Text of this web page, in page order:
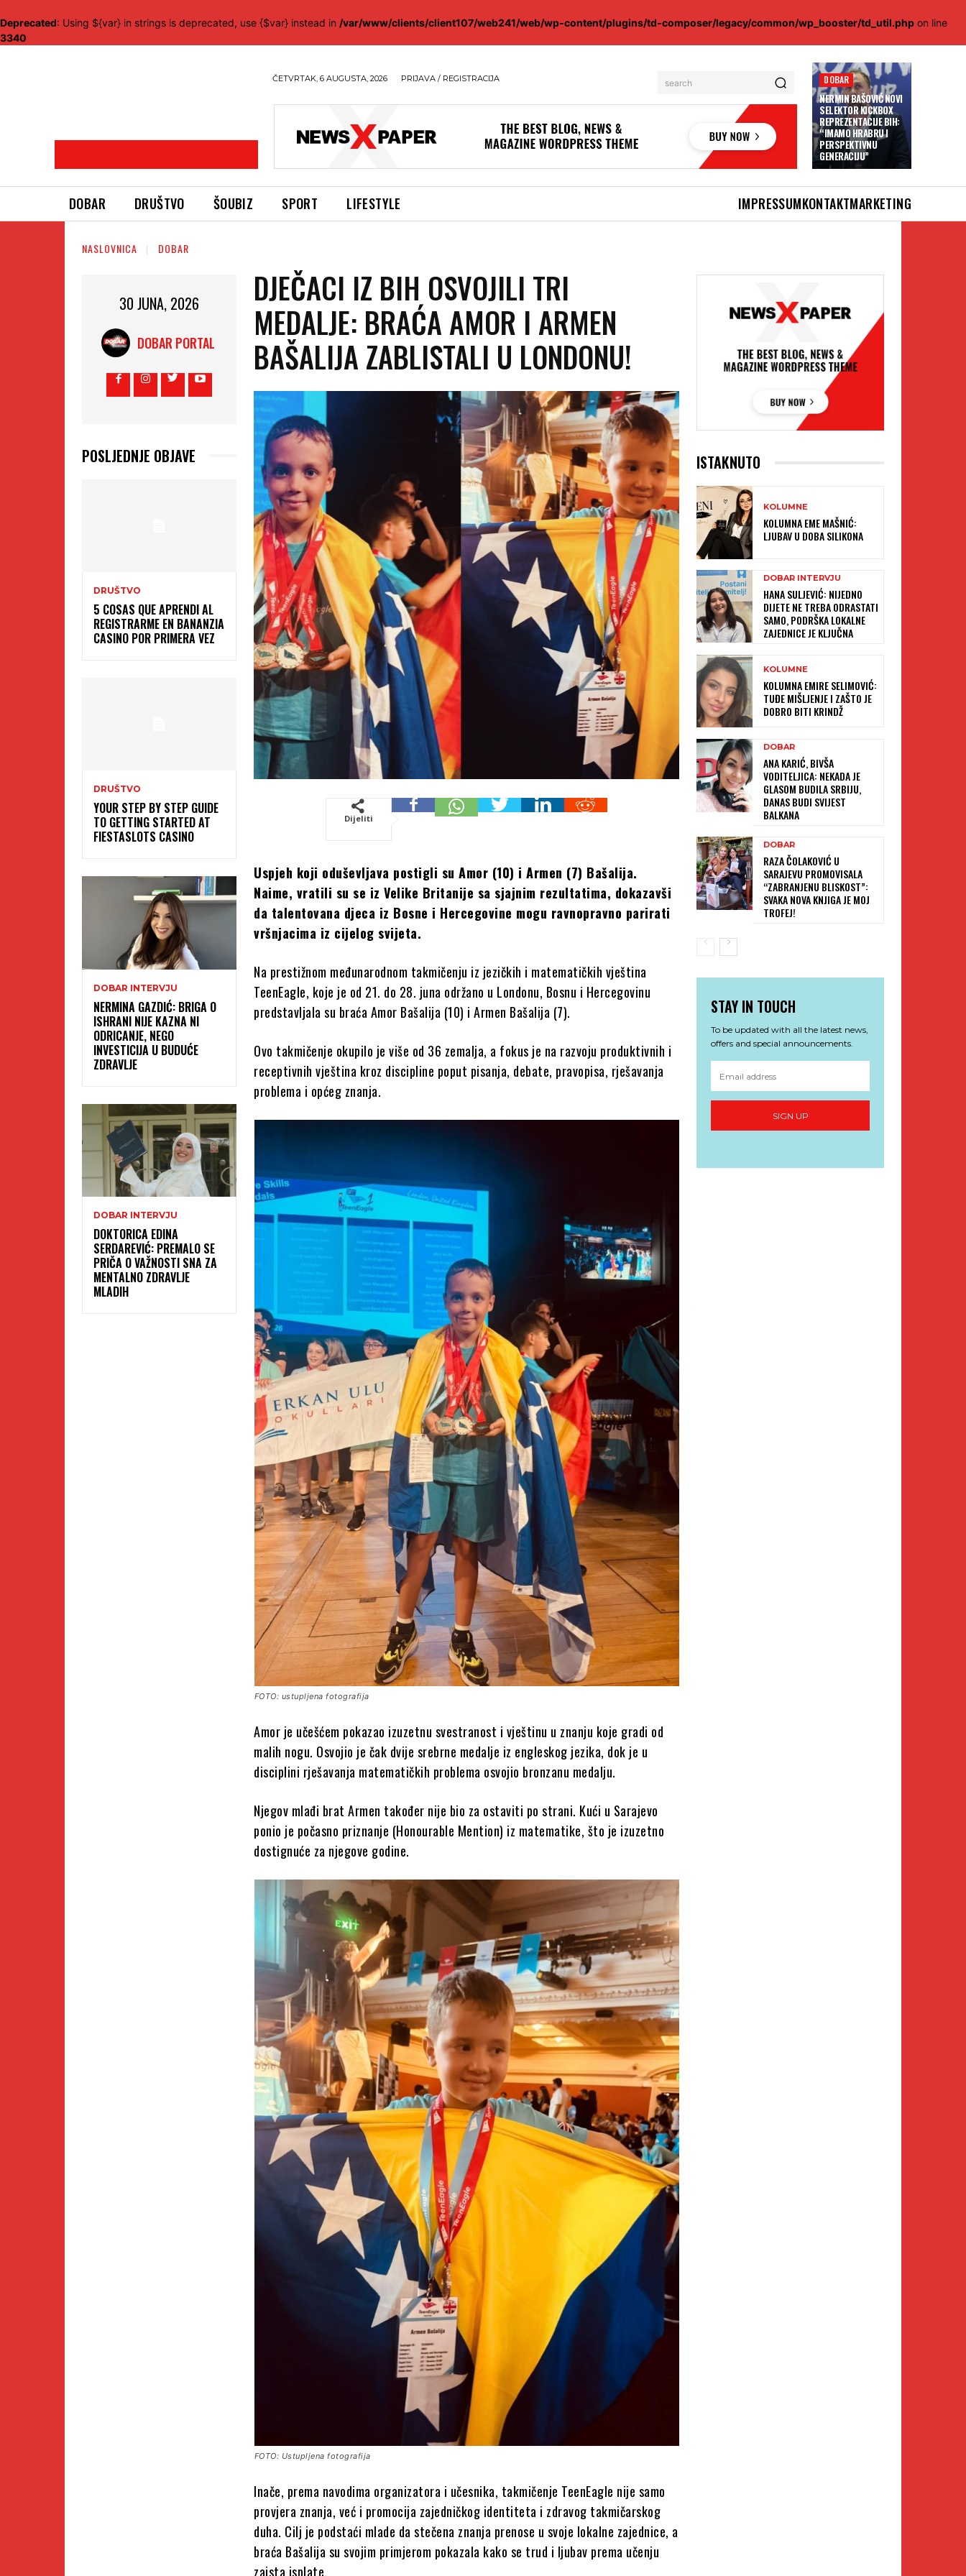
Deprecated: Using ${var} in strings is deprecated, use {$var} instead in /var/www/clients/client107/web241/web/wp-content/plugins/td-composer/legacy/common/wp_booster/td_util.php on line
3340
ČETVRTAK, 6 AUGUSTA, 2026 PRIJAVA / REGISTRACIJA search DOBAR
NERMIN BAŠOVIĆ NOVI
SELEKTOR KICKBOX
REPREZENTACIJE BIH:
“IMAMO HRABRU I
PERSPEKTIVNU
GENERACIJU”
DOBAR DRUŠTVO ŠOUBIZ SPORT LIFESTYLE IMPRESSUMKONTAKTMARKETING
NASLOVNICA DOBAR
30 JUNA, 2026
DOBAR PORTAL
POSLJEDNJE OBJAVE
DRUŠTVO
5 COSAS QUE APRENDI AL
REGISTRARME EN BANANZIA
CASINO POR PRIMERA VEZ
DRUŠTVO
YOUR STEP BY STEP GUIDE
TO GETTING STARTED AT
FIESTASLOTS CASINO
DOBAR INTERVJU
NERMINA GAZDIĆ: BRIGA O
ISHRANI NIJE KAZNA NI
ODRICANJE, NEGO
INVESTICIJA U BUDUĆE
ZDRAVLJE
DOBAR INTERVJU
DOKTORICA EDINA
SERDAREVIĆ: PREMALO SE
PRIČA O VAŽNOSTI SNA ZA
MENTALNO ZDRAVLJE
MLADIH
DJEČACI IZ BIH OSVOJILI TRI
MEDALJE: BRAĆA AMOR I ARMEN
BAŠALIJA ZABLISTALI U LONDONU!
Dijeliti
Uspjeh koji oduševljava postigli su Amor (10) i Armen (7) Bašalija.
Naime, vratili su se iz Velike Britanije sa sjajnim rezultatima, dokazavši
da talentovana djeca iz Bosne i Hercegovine mogu ravnopravno parirati
vršnjacima iz cijelog svijeta.
Na prestižnom međunarodnom takmičenju iz jezičkih i matematičkih vještina
TeenEagle, koje je od 21. do 28. juna održano u Londonu, Bosnu i Hercegovinu
predstavljala su braća Amor Bašalija (10) i Armen Bašalija (7).
Ovo takmičenje okupilo je više od 36 zemalja, a fokus je na razvoju produktivnih i
receptivnih vještina kroz discipline poput pisanja, debate, pravopisa, rješavanja
problema i općeg znanja.
FOTO: ustupljena fotografija
Amor je učešćem pokazao izuzetnu svestranost i vještinu u znanju koje gradi od
malih nogu. Osvojio je čak dvije srebrne medalje iz engleskog jezika, dok je u
disciplini rješavanja matematičkih problema osvojio bronzanu medalju.
Njegov mlađi brat Armen također nije bio za ostaviti po strani. Kući u Sarajevo
ponio je počasno priznanje (Honourable Mention) iz matematike, što je izuzetno
dostignuće za njegove godine.
FOTO: Ustupljena fotografija
Inače, prema navodima organizatora i učesnika, takmičenje TeenEagle nije samo
provjera znanja, već i promocija zajedničkog identiteta i zdravog takmičarskog
duha. Cilj je podstaći mlade da stečena znanja prenose u svoje lokalne zajednice, a
braća Bašalija su svojim primjerom pokazala kako se trud i ljubav prema učenju
zaista isplate.
ISTAKNUTO
KOLUMNE
KOLUMNA EME MAŠNIĆ:
LJUBAV U DOBA SILIKONA
DOBAR INTERVJU
HANA SULJEVIĆ: NIJEDNO
DIJETE NE TREBA ODRASTATI
SAMO, PODRŠKA LOKALNE
ZAJEDNICE JE KLJUČNA
KOLUMNE
KOLUMNA EMIRE SELIMOVIĆ:
TUĐE MIŠLJENJE I ZAŠTO JE
DOBRO BITI KRINDŽ
DOBAR
ANA KARIĆ, BIVŠA
VODITELJICA: NEKADA JE
GLASOM BUDILA SRBIJU,
DANAS BUDI SVIJEST
BALKANA
DOBAR
RAZA ČOLAKOVIĆ U
SARAJEVU PROMOVISALA
“ZABRANJENU BLISKOST”:
SVAKA NOVA KNJIGA JE MOJ
TROFEJ!
STAY IN TOUCH
To be updated with all the latest news,
offers and special announcements.
SIGN UP